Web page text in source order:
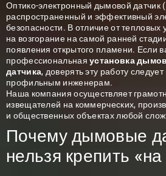
Оптико-электронный дымовой датчик
распространенный и эффективный
безопасности. В отличие от тепловых
на возгорание на самой ранней
появления открытого пламени. Если
профессиональнаяустановка
датчика, доверять эту работу
профильным инженерам.
Наша компания осуществляет
извещателей на коммерческих,
и общественных объектах любой
Почему дымовые
нельзя крепить «на